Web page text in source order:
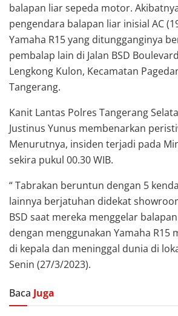
balapan liar sepeda motor.
pengendara balapan liar inisial AC
Yamaha R15 yang ditungganginya
pembalap lain di Jalan BSD
Lengkong Kulon, Kecamatan
Tangerang.
Kanit Lantas Polres Tangerang
Justinus Yunus membenarkan
Menurutnya, insiden terjadi pada
sekira pukul 00.30 WIB.
“ Tabrakan beruntun dengan 5
lainnya berjatuhan didekat
BSD saat mereka menggelar
dengan menggunakan Yamaha R15
di kepala dan meninggal dunia di
Senin (27/3/2023).
Baca Juga